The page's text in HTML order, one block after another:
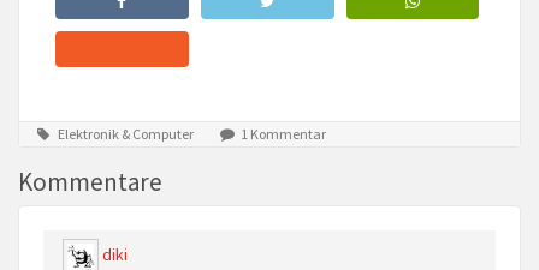
Elektronik & Computer 1 Kommentar
Kommentare
diki